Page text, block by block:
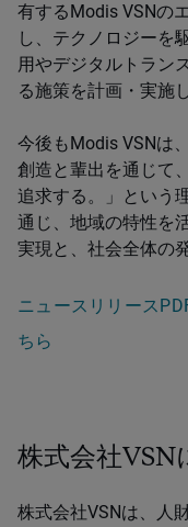
有するModis VSNの
し、テクノロジーを
用やデジタルトラン
る施策を計画・実施
今後もModis VSNは
創造と輩出を通じて
追求する。」という
通じ、地域の特性を
実現と、社会全体の
ニュースリリース
ちら
株式会社VSN
株式会社VSNは、人